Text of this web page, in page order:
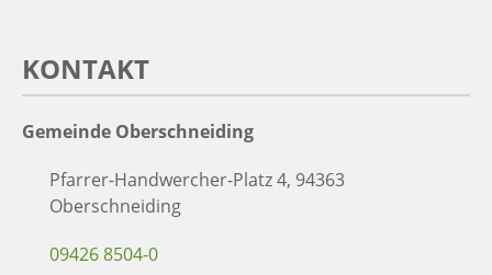
KONTAKT
Gemeinde Oberschneiding
Pfarrer-Handwercher-Platz 4, 94363
Oberschneiding
09426 8504-0